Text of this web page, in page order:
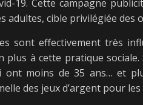
19. Cette campagne
adultes, cible privilégiée des
sont effectivement très
plus à cette pratique sociale.
ont moins de 35 ans… et
des jeux d’argent pour